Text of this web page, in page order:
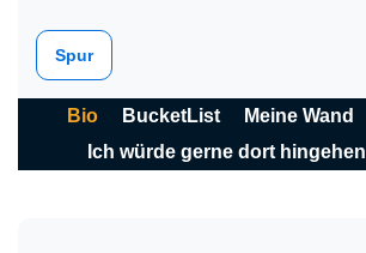
Spur
Bio BucketList Meine Wand
Ich würde gerne dort hingehen